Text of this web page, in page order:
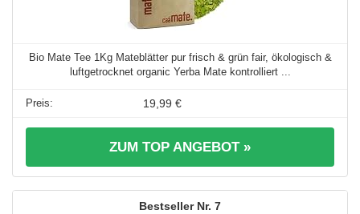
Bio Mate Tee 1Kg Mateblätter pur frisch & grün fair, ökologisch &
luftgetrocknet organic Yerba Mate kontrolliert ...
19,99 €
ZUM TOP ANGEBOT »
7